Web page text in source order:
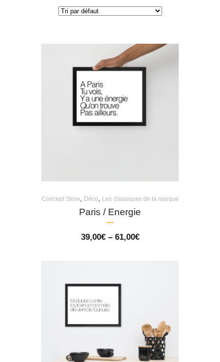
Concept Store Déco Les classiques de la marque
Paris / Energie
39,00€ – 61,00€Price